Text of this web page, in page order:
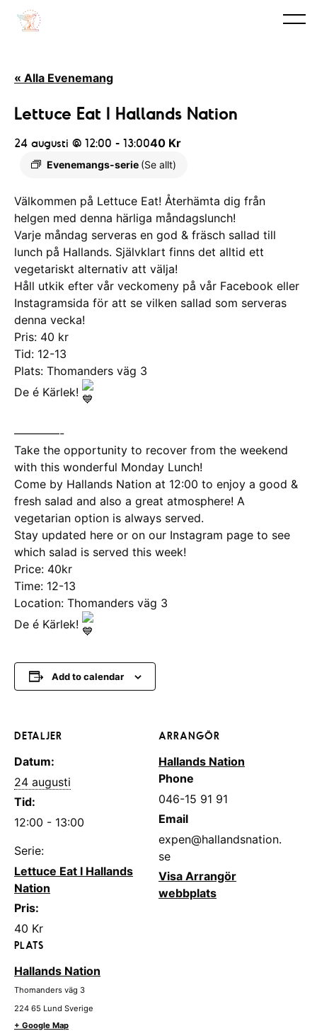
« Alla Evenemang
Lettuce Eat I Hallands Nation
24 augusti @ 12:00 - 13:00
Evenemangs-serie (Se allt)
40 Kr
Välkommen på Lettuce Eat! Återhämta dig från
helgen med denna härliga måndagslunch!
Varje måndag serveras en god & fräsch sallad till
lunch på Hallands. Självklart finns det alltid ett
vegetariskt alternativ att välja!
Håll utkik efter vår veckomeny på vår Facebook eller
Instagramsida för att se vilken sallad som serveras
denna vecka!
Pris: 40 kr
Tid: 12-13
Plats: Thomanders väg 3
De é Kärlek!
————-
Take the opportunity to recover from the weekend
with this wonderful Monday Lunch!
Come by Hallands Nation at 12:00 to enjoy a good &
fresh salad and also a great atmosphere! A
vegetarian option is always served.
Stay updated here or on our Instagram page to see
which salad is served this week!
Price: 40kr
Time: 12-13
Location: Thomanders väg 3
De é Kärlek!
Add to calendar
DETALJER
Datum:
24 augusti
Tid:
12:00 - 13:00
Serie:
Lettuce Eat I Hallands
Nation
Pris:
40 Kr
PLATS
Hallands Nation
Thomanders väg 3
224 65 Lund Sverige
+ Google Map
ARRANGÖR
Hallands Nation
Phone
046-15 91 91
Email
expen@hallandsnation.
se
Visa Arrangör
webbplats